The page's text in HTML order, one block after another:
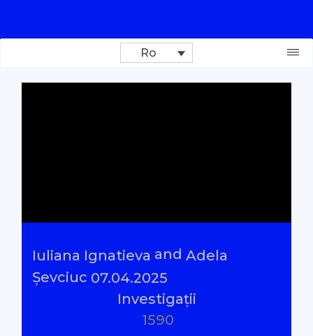
Documentare
Interviu cu sens
Ro
Iuliana Ignatieva and Adela
Șevciuc 07.04.2025
Investigații
1590